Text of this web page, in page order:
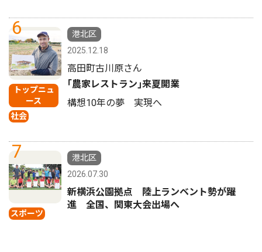
6
トップニュ
ース
社会
港北区
2025.12.18
高田町古川原さん
｢農家レストラン｣来夏開業
構想10年の夢 実現へ
7
スポーツ
港北区
2026.07.30
新横浜公園拠点 陸上ランベント勢が躍
進 全国、関東大会出場へ